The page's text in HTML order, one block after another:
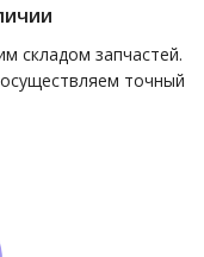
складом запчастей.
точный